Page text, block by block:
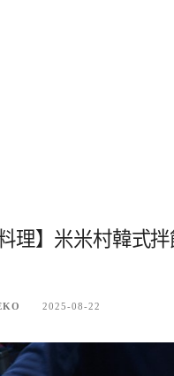
理】米米村韓式
2025-08-22